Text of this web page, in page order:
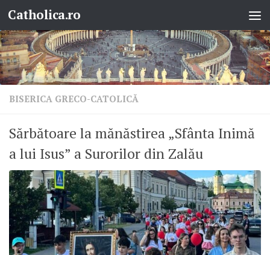
Skip to content
Catholica.ro
BISERICA GRECO-CATOLICĂ
Sărbătoare la mănăstirea „Sfânta Inimă
a lui Isus” a Surorilor din Zalău